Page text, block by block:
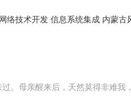
络技术开发 信息系统集成 内蒙古
。母亲醒来后，天然莫得非难我